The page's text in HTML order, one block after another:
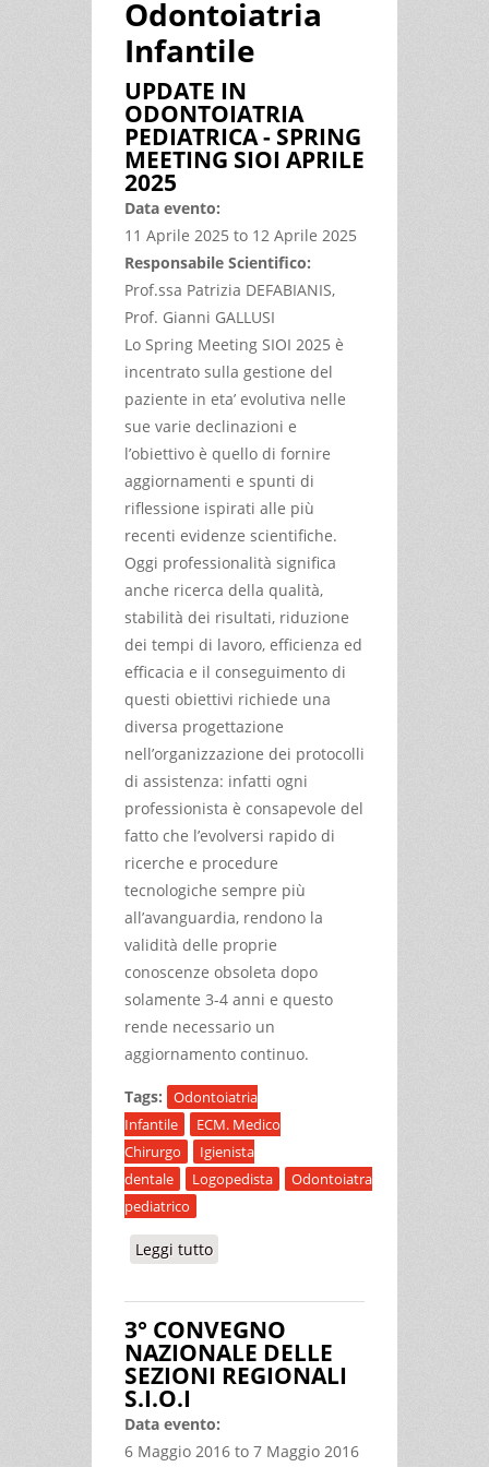
Odontoiatria
Infantile
UPDATE IN
ODONTOIATRIA
PEDIATRICA - SPRING
MEETING SIOI APRILE
2025
Data evento:
11 Aprile 2025 to 12 Aprile 2025
Responsabile Scientifico:
Prof.ssa Patrizia DEFABIANIS,
Prof. Gianni GALLUSI
Lo Spring Meeting SIOI 2025 è
incentrato sulla gestione del
paziente in eta’ evolutiva nelle
sue varie declinazioni e
l’obiettivo è quello di fornire
aggiornamenti e spunti di
riflessione ispirati alle più
recenti evidenze scientifiche.
Oggi professionalità significa
anche ricerca della qualità,
stabilità dei risultati, riduzione
dei tempi di lavoro, efficienza ed
efficacia e il conseguimento di
questi obiettivi richiede una
diversa progettazione
nell’organizzazione dei protocolli
di assistenza: infatti ogni
professionista è consapevole del
fatto che l’evolversi rapido di
ricerche e procedure
tecnologiche sempre più
all’avanguardia, rendono la
validità delle proprie
conoscenze obsoleta dopo
solamente 3-4 anni e questo
rende necessario un
aggiornamento continuo.
Tags:
Odontoiatria
Infantile
ECM. Medico
Chirurgo
Igienista
dentale
Logopedista
Odontoiatra
pediatrico
Leggi tutto
APRILE 2025
3° CONVEGNO
NAZIONALE DELLE
SEZIONI REGIONALI
S.I.O.I
Data evento:
6 Maggio 2016 to 7 Maggio 2016